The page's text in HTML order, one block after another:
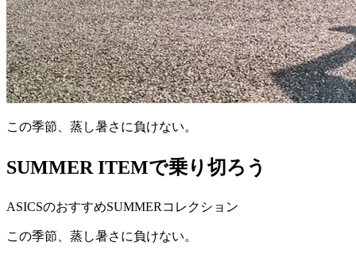
この季節、蒸し暑さに負けない。
SUMMER ITEMで乗り切ろう
ASICSのおすすめSUMMERコレクション
この季節、蒸し暑さに負けない。